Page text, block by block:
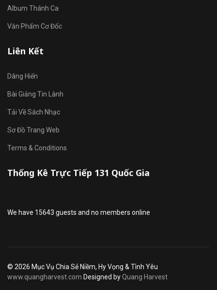
Album Thánh Ca
Văn Phẩm Cơ Đốc
Liên Kết
Dâng Hiến
Bài Giảng Tin Lành
Tải Về Sách Nhạc
Sơ Đồ Trang Web
Terms & Conditions
Thống Kê Trực Tiếp 131 Quốc Gia
We have 15643 guests and no members online
© 2026 Mục Vụ Chia Sẻ Niềm, Hy Vọng & Tình Yêu
www.quangharvest.com Designed byQuang Harvest